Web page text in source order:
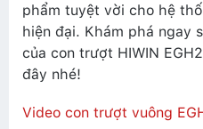
phẩm tuyệt vời cho hệ
hiện đại. Khám phá ngay
của con trượt HIWIN
đây nhé!
Video con trượt vuông